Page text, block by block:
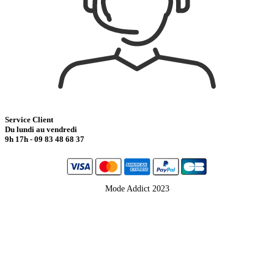
Service Client
Du lundi au vendredi
9h 17h - 09 83 48 68 37
Mode Addict 2023